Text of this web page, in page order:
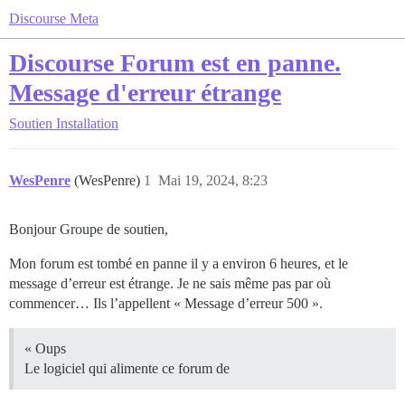
Discourse Meta
Discourse Forum est en panne.
Message d'erreur étrange
Soutien Installation
WesPenre (WesPenre) Mai 19, 2024, 8:23
1
Bonjour Groupe de soutien,
Mon forum est tombé en panne il y a environ 6 heures, et le
message d’erreur est étrange. Je ne sais même pas par où
commencer… Ils l’appellent « Message d’erreur 500 ».
« Oups
Le logiciel qui alimente ce forum de